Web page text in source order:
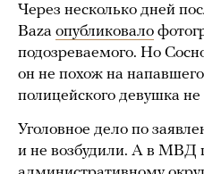
Через несколько дней
Baza опубликовало
подозреваемого. Но
он не похож на
полицейского девушка
Уголовное дело по
и не возбудили. А в МВД